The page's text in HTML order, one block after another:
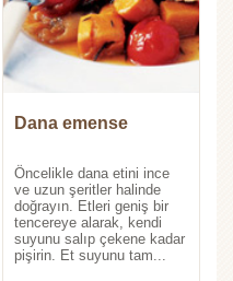
Dana emense
Öncelikle dana etini ince
ve uzun şeritler halinde
doğrayın. Etleri geniş bir
tencereye alarak, kendi
suyunu salıp çekene kadar
pişirin. Et suyunu tam...